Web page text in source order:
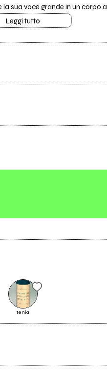
sua voce grande in un corpo
Leggi tutto
tenia